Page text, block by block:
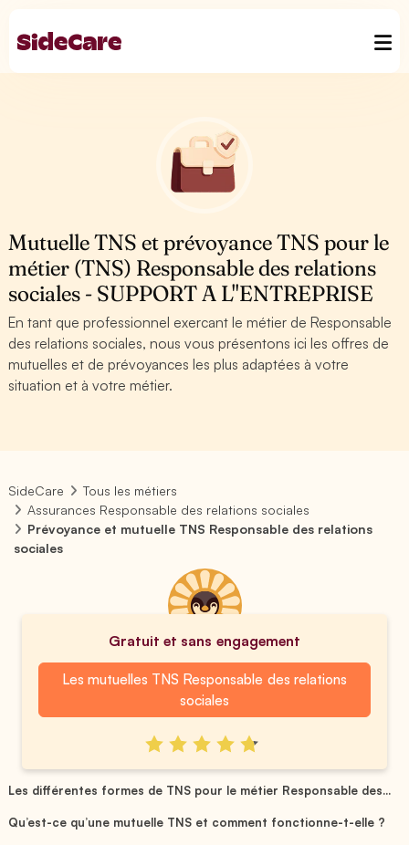
Mutuelle TNS et prévoyance TNS pour le
métier (TNS) Responsable des relations
sociales - SUPPORT A L''ENTREPRISE
En tant que professionnel exercant le métier de Responsable
des relations sociales, nous vous présentons ici les offres de
mutuelles et de prévoyances les plus adaptées à votre
situation et à votre métier.
SideCare
Tous les métiers
Assurances Responsable des relations sociales
Prévoyance et mutuelle TNS Responsable des relations
sociales
Gratuit et sans engagement
Les mutuelles TNS Responsable des relations
sociales
Les différentes formes de TNS pour le métier Responsable des...
Qu’est-ce qu’une mutuelle TNS et comment fonctionne-t-elle ?